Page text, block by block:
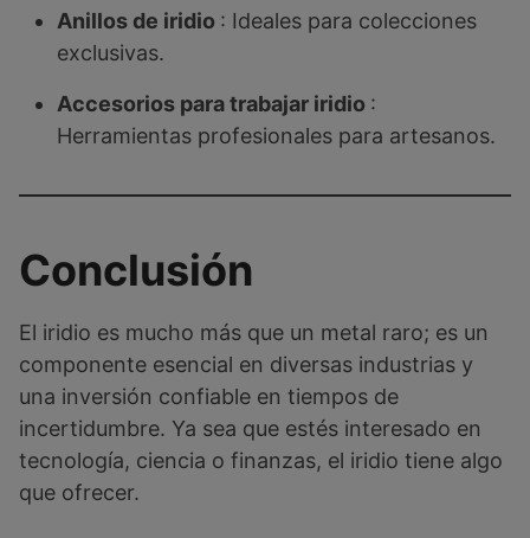
Anillos de iridio : Ideales para colecciones
exclusivas.
Accesorios para trabajar iridio :
Herramientas profesionales para artesanos.
Conclusión
El iridio es mucho más que un metal raro; es un
componente esencial en diversas industrias y
una inversión confiable en tiempos de
incertidumbre. Ya sea que estés interesado en
tecnología, ciencia o finanzas, el iridio tiene algo
que ofrecer.